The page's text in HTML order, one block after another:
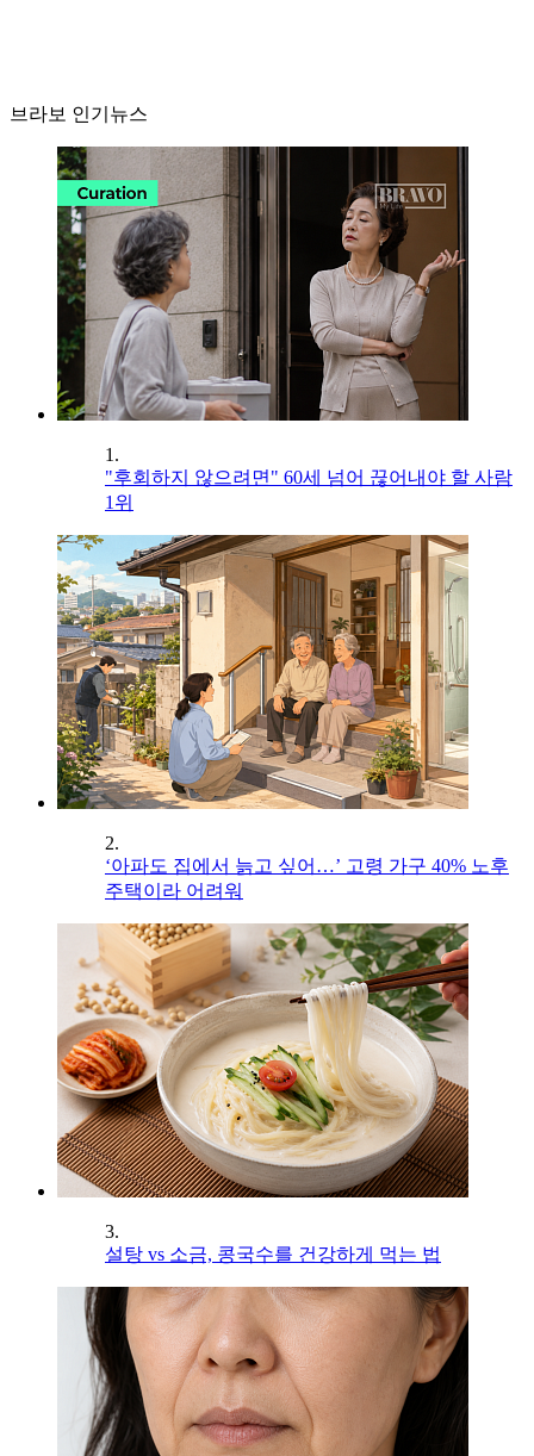
브라보 인기뉴스
1.
"후회하지 않으려면" 60세 넘어 끊어내야 할 사람
1위
2.
‘아파도 집에서 늙고 싶어…’ 고령 가구 40% 노후
주택이라 어려워
3.
설탕 vs 소금, 콩국수를 건강하게 먹는 법